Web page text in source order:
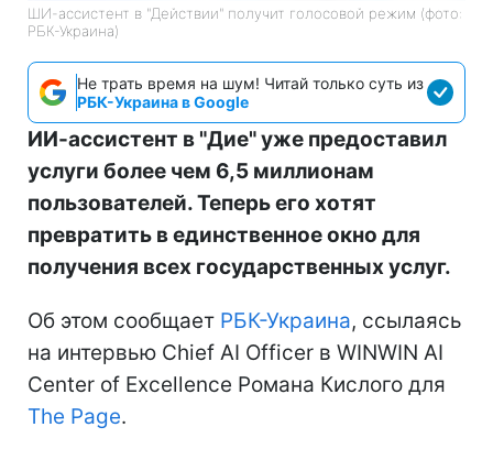
ШИ-ассистент в "Действии" получит голосовой режим (фото:
РБК-Украина)
Не трать время на шум! Читай только суть из
РБК-Украина в Google
ИИ-ассистент в "Дие" уже предоставил
услуги более чем 6,5 миллионам
пользователей. Теперь его хотят
превратить в единственное окно для
получения всех государственных услуг.
Об этом сообщает РБК-Украина, ссылаясь
на интервью Chief AI Officer в WINWIN AI
Center of Excellence Романа Кислого для
The Page.